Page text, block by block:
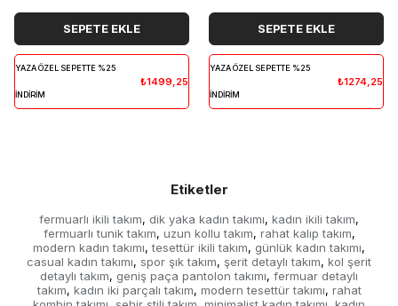
SEPETE EKLE
YAZA ÖZEL SEPETTE %25
İNDİRİM
₺1499,25
SEPETE EKLE
YAZA ÖZEL SEPETTE %25
İNDİRİM
₺1274,25
Etiketler
fermuarlı ikili takım, dik yaka kadın takımı, kadın ikili takım,
fermuarlı tunik takım, uzun kollu takım, rahat kalıp takım,
modern kadın takımı, tesettür ikili takım, günlük kadın takımı,
casual kadın takımı, spor şık takım, şerit detaylı takım, kol şerit
detaylı takım, geniş paça pantolon takımı, fermuar detaylı
takım, kadın iki parçalı takım, modern tesettür takımı, rahat